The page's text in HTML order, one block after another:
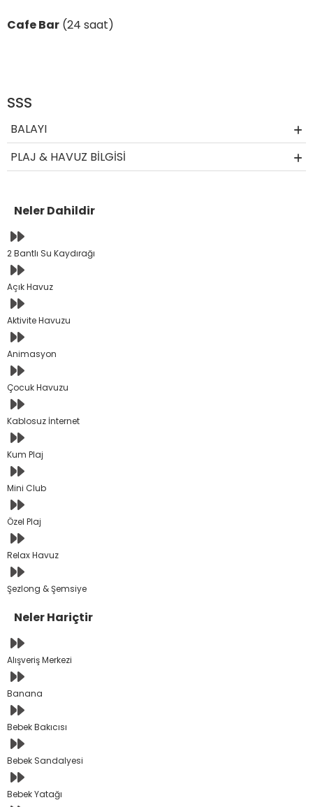
Cafe Bar (24 saat)
SSS
BALAYI
PLAJ & HAVUZ BİLGİSİ
Neler Dahildir
2 Bantlı Su Kaydırağı
Açık Havuz
Aktivite Havuzu
Animasyon
Çocuk Havuzu
Kablosuz İnternet
Kum Plaj
Mini Club
Özel Plaj
Relax Havuz
Şezlong & Şemsiye
Neler Hariçtir
Alışveriş Merkezi
Banana
Bebek Bakıcısı
Bebek Sandalyesi
Bebek Yatağı